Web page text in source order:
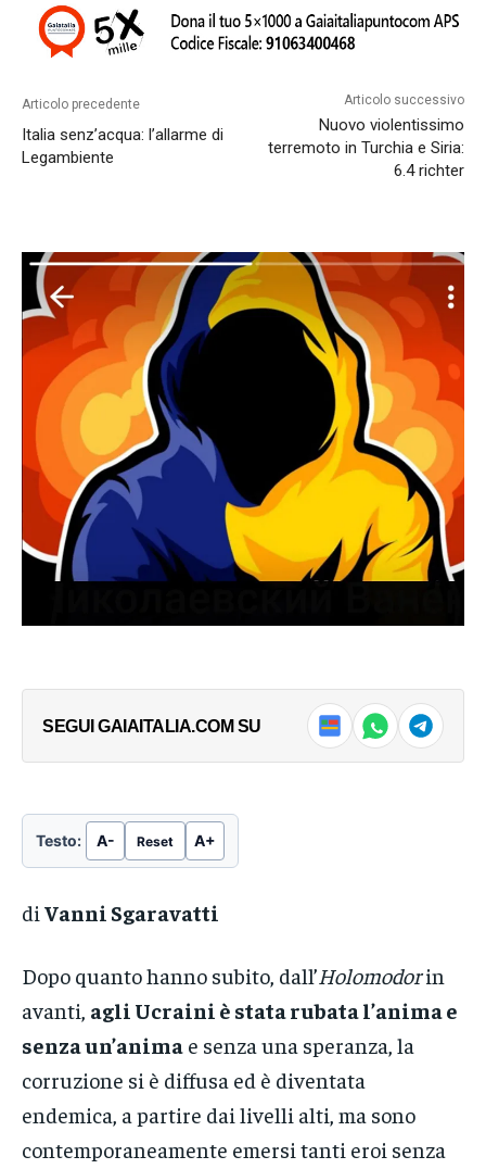
Articolo precedente
Italia senz’acqua: l’allarme di
Legambiente
Articolo successivo
Nuovo violentissimo
terremoto in Turchia e Siria:
6.4 richter
SEGUI GAIAITALIA.COM SU
Testo: A- Reset A+
di Vanni Sgaravatti
Dopo quanto hanno subito, dall’Holomodorin
avanti, agli Ucraini è stata rubata l’anima e
senza un’anima e senza una speranza, la
corruzione si è diffusa ed è diventata
endemica, a partire dai livelli alti, ma sono
contemporaneamente emersi tanti eroi senza